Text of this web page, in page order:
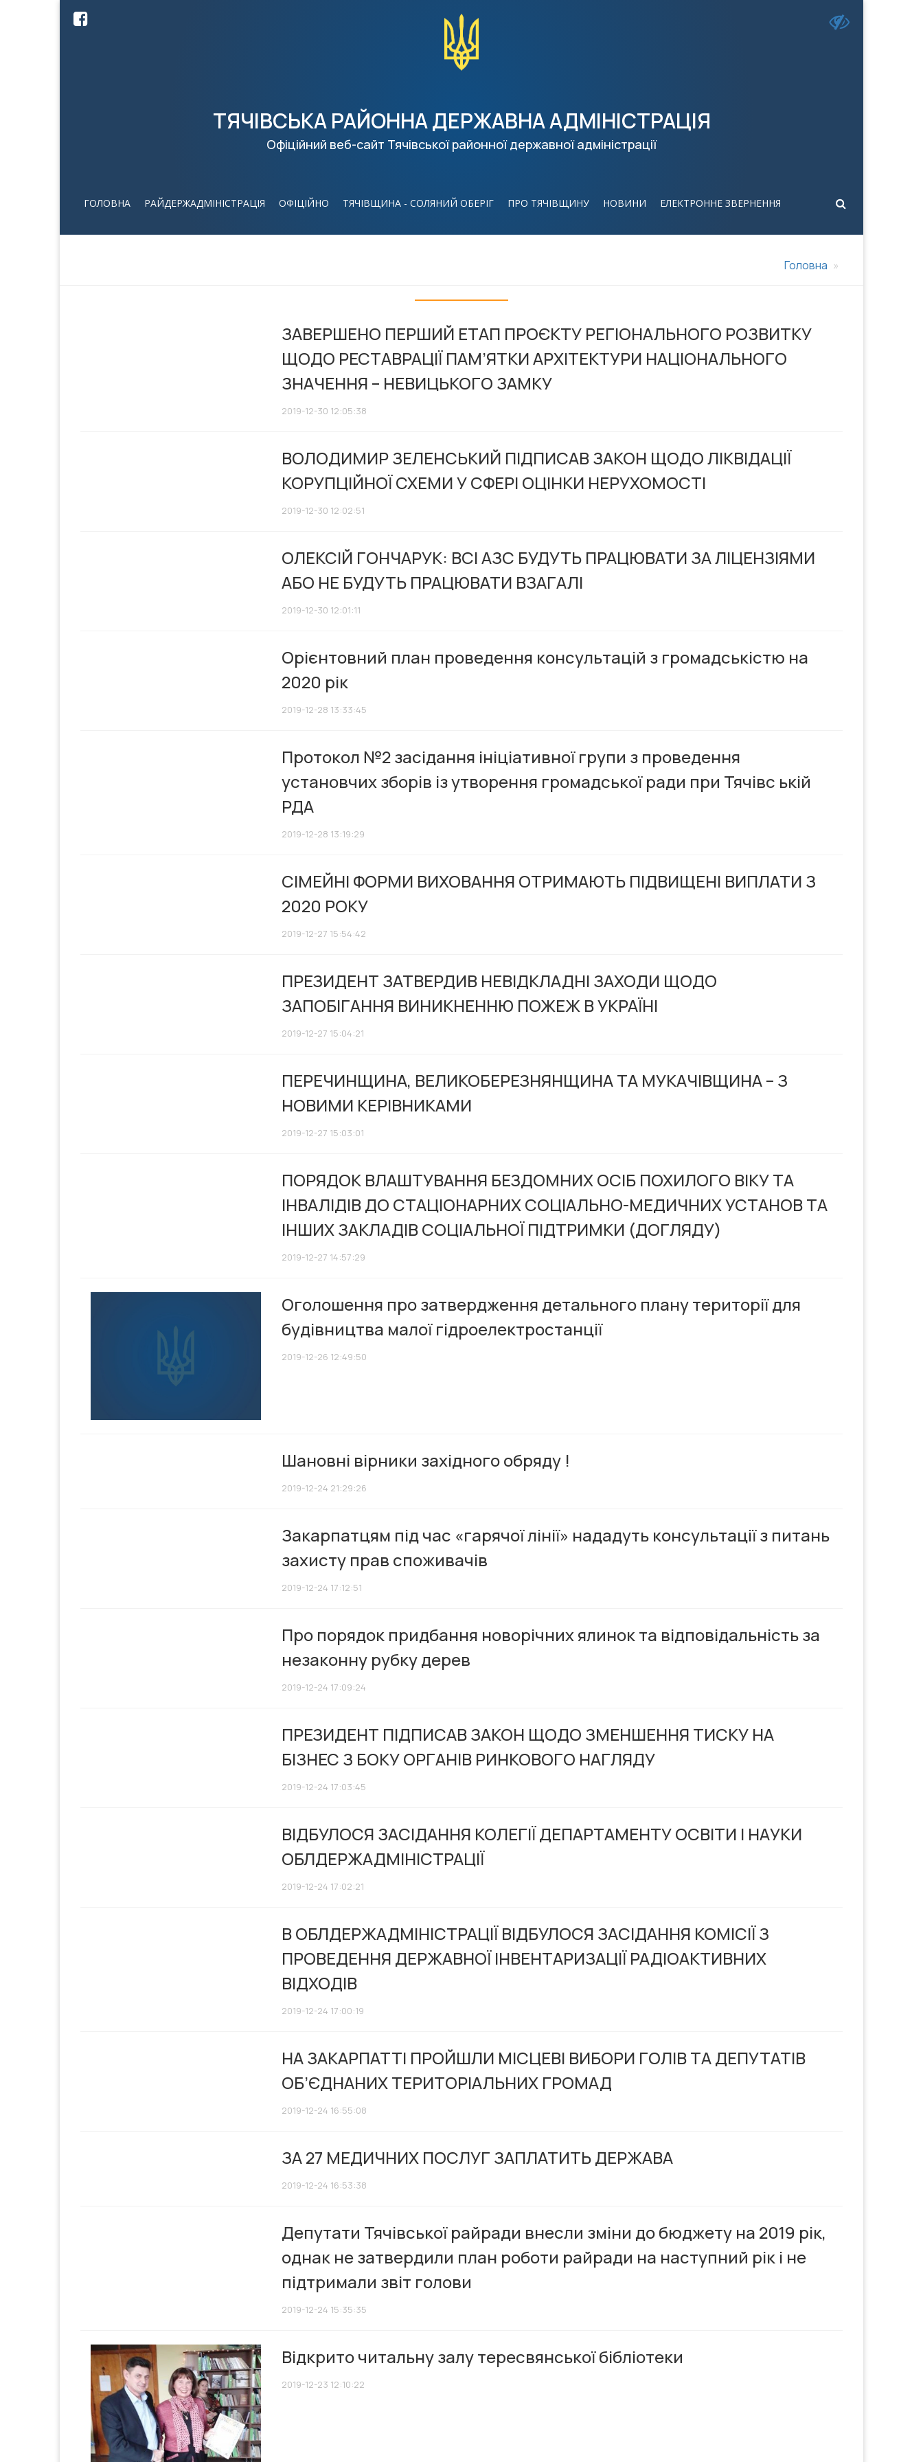
ТЯЧІВСЬКА РАЙОННА ДЕРЖАВНА АДМІНІСТРАЦІЯ
Офіційний веб-сайт Тячівської районної державної адміністрації
ГОЛОВНА РАЙДЕРЖАДМІНІСТРАЦІЯ ОФІЦІЙНО ТЯЧІВЩИНА - СОЛЯНИЙ ОБЕРІГ ПРО ТЯЧІВЩИНУ НОВИНИ ЕЛЕКТРОННЕ ЗВЕРНЕННЯ
Головна
ЗАВЕРШЕНО ПЕРШИЙ ЕТАП ПРОЄКТУ РЕГІОНАЛЬНОГО РОЗВИТКУ
ЩОДО РЕСТАВРАЦІЇ ПАМ’ЯТКИ АРХІТЕКТУРИ НАЦІОНАЛЬНОГО
ЗНАЧЕННЯ – НЕВИЦЬКОГО ЗАМКУ
2019-12-30 12:05:38
ВОЛОДИМИР ЗЕЛЕНСЬКИЙ ПІДПИСАВ ЗАКОН ЩОДО ЛІКВІДАЦІЇ
КОРУПЦІЙНОЇ СХЕМИ У СФЕРІ ОЦІНКИ НЕРУХОМОСТІ
2019-12-30 12:02:51
ОЛЕКСІЙ ГОНЧАРУК: ВСІ АЗС БУДУТЬ ПРАЦЮВАТИ ЗА ЛІЦЕНЗІЯМИ
АБО НЕ БУДУТЬ ПРАЦЮВАТИ ВЗАГАЛІ
2019-12-30 12:01:11
Орієнтовний план проведення консультацій з громадськістю на
2020 рік
2019-12-28 13:33:45
Протокол №2 засідання ініціативної групи з проведення
установчих зборів із утворення громадської ради при Тячівс ькій
РДА
2019-12-28 13:19:29
СІМЕЙНІ ФОРМИ ВИХОВАННЯ ОТРИМАЮТЬ ПІДВИЩЕНІ ВИПЛАТИ З
2020 РОКУ
2019-12-27 15:54:42
ПРЕЗИДЕНТ ЗАТВЕРДИВ НЕВІДКЛАДНІ ЗАХОДИ ЩОДО
ЗАПОБІГАННЯ ВИНИКНЕННЮ ПОЖЕЖ В УКРАЇНІ
2019-12-27 15:04:21
ПЕРЕЧИНЩИНА, ВЕЛИКОБЕРЕЗНЯНЩИНА ТА МУКАЧІВЩИНА – З
НОВИМИ КЕРІВНИКАМИ
2019-12-27 15:03:01
ПОРЯДОК ВЛАШТУВАННЯ БЕЗДОМНИХ ОСІБ ПОХИЛОГО ВІКУ ТА
ІНВАЛІДІВ ДО СТАЦІОНАРНИХ СОЦІАЛЬНО-МЕДИЧНИХ УСТАНОВ ТА
ІНШИХ ЗАКЛАДІВ СОЦІАЛЬНОЇ ПІДТРИМКИ (ДОГЛЯДУ)
2019-12-27 14:57:29
Оголошення про затвердження детального плану території для
будівництва малої гідроелектростанції
2019-12-26 12:49:50
Шановні вірники західного обряду !
2019-12-24 21:29:26
Закарпатцям під час «гарячої лінії» нададуть консультації з питань
захисту прав споживачів
2019-12-24 17:12:51
Про порядок придбання новорічних ялинок та відповідальність за
незаконну рубку дерев
2019-12-24 17:09:24
ПРЕЗИДЕНТ ПІДПИСАВ ЗАКОН ЩОДО ЗМЕНШЕННЯ ТИСКУ НА
БІЗНЕС З БОКУ ОРГАНІВ РИНКОВОГО НАГЛЯДУ
2019-12-24 17:03:45
ВІДБУЛОСЯ ЗАСІДАННЯ КОЛЕГІЇ ДЕПАРТАМЕНТУ ОСВІТИ І НАУКИ
ОБЛДЕРЖАДМІНІСТРАЦІЇ
2019-12-24 17:02:21
В ОБЛДЕРЖАДМІНІСТРАЦІЇ ВІДБУЛОСЯ ЗАСІДАННЯ КОМІСІЇ З
ПРОВЕДЕННЯ ДЕРЖАВНОЇ ІНВЕНТАРИЗАЦІЇ РАДІОАКТИВНИХ
ВІДХОДІВ
2019-12-24 17:00:19
НА ЗАКАРПАТТІ ПРОЙШЛИ МІСЦЕВІ ВИБОРИ ГОЛІВ ТА ДЕПУТАТІВ
ОБ’ЄДНАНИХ ТЕРИТОРІАЛЬНИХ ГРОМАД
2019-12-24 16:55:08
ЗА 27 МЕДИЧНИХ ПОСЛУГ ЗАПЛАТИТЬ ДЕРЖАВА
2019-12-24 16:53:38
Депутати Тячівської райради внесли зміни до бюджету на 2019 рік,
однак не затвердили план роботи райради на наступний рік і не
підтримали звіт голови
2019-12-24 15:35:35
Відкрито читальну залу тересвянської бібліотеки
2019-12-23 12:10:22